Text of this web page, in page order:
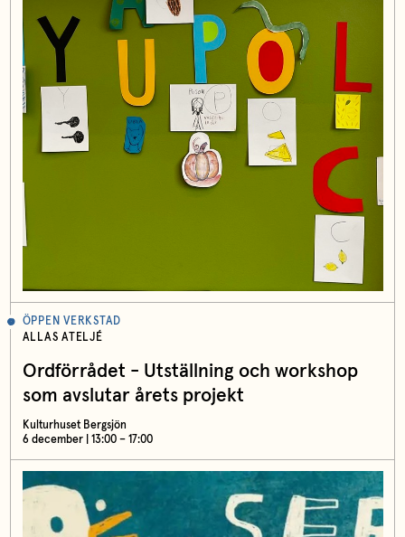
ÖPPEN VERKSTAD
ALLAS ATELJÉ
Ordförrådet - Utställning och workshop
som avslutar årets projekt
Kulturhuset Bergsjön
6 december | 13:00 – 17:00